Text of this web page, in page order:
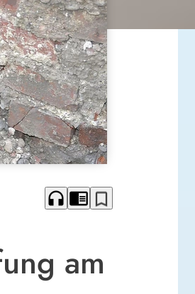
headphones chrome_reader_mode bookmark_border
am